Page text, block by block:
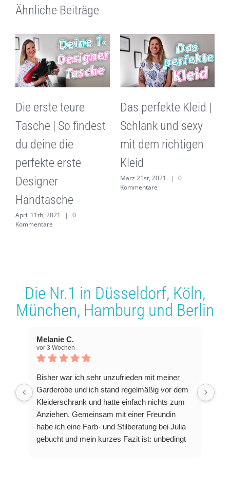
Ähnliche Beiträge
Die erste teure
Tasche | So findest
du deine die
perfekte erste
Designer
Handtasche
April 11th, 2021 |
0
Kommentare
Das perfekte Kleid |
Schlank und sexy
mit dem richtigen
Kleid
März 21st, 2021 |
0
Kommentare
Die Nr.1 in Düsseldorf, Köln,
München, Hamburg und Berlin
Melanie C.
vor 3 Wochen
Bisher war ich sehr unzufrieden mit meiner
Garderobe und ich stand regelmäßig vor dem
Kleiderschrank und hatte einfach nichts zum
Anziehen. Gemeinsam mit einer Freundin
habe ich eine Farb- und Stilberatung bei Julia
gebucht und mein kurzes Fazit ist: unbedingt